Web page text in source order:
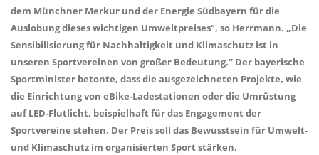
dem Münchner Merkur und der Energie Südbayern für die
Auslobung dieses wichtigen Umweltpreises“, so Herrmann. „Die
Sensibilisierung für Nachhaltigkeit und Klimaschutz ist in
unseren Sportvereinen von großer Bedeutung.“ Der bayerische
Sportminister betonte, dass die ausgezeichneten Projekte, wie
die Einrichtung von eBike-Ladestationen oder die Umrüstung
auf LED-Flutlicht, beispielhaft für das Engagement der
Sportvereine stehen. Der Preis soll das Bewusstsein für Umwelt-
und Klimaschutz im organisierten Sport stärken.